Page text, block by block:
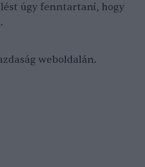
úgy fenntartani, hogy
weboldalán.